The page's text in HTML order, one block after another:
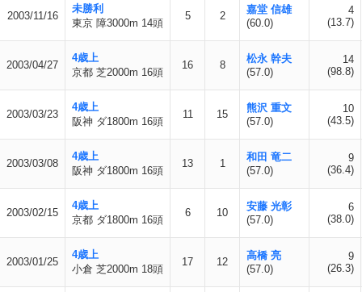
2003/11/16
未勝利
東京 障3000m 14頭
5 2
嘉堂 信雄
(60.0)
4
(13.7)
2003/04/27
4歳上
京都 芝2000m 16頭
16 8
松永 幹夫
(57.0)
14
(98.8)
2003/03/23
4歳上
阪神 ダ1800m 16頭
11 15
熊沢 重文
(57.0)
10
(43.5)
2003/03/08
4歳上
阪神 ダ1800m 16頭
13 1
和田 竜二
(57.0)
9
(36.4)
2003/02/15
4歳上
京都 ダ1800m 16頭
6 10
安藤 光彰
(57.0)
6
(38.0)
2003/01/25
4歳上
小倉 芝2000m 18頭
17 12
高橋 亮
(57.0)
9
(26.3)